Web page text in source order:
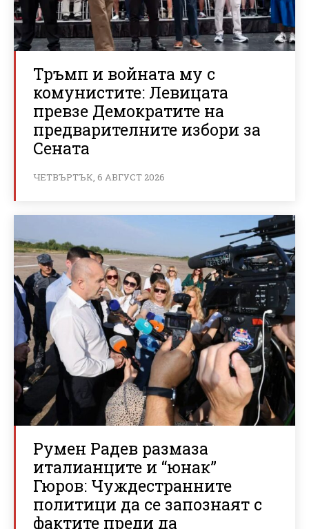
Тръмп и войната му с
комунистите: Левицата
превзе Демократите на
предварителните избори за
Сената
ЧЕТВЪРТЪК, 6 АВГУСТ 2026
Румен Радев размаза
италианците и “юнак”
Гюров: Чуждестранните
политици да се запознаят с
фактите преди да